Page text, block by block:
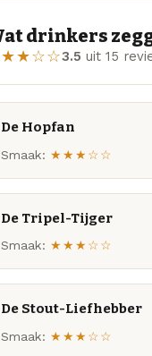
drinkers
3.5 uit 15
De Hopfan
Smaak: ★★★☆☆
De Tripel-Tijger
Smaak: ★★★☆☆
De Stout-Liefhebber
Smaak: ★★★☆☆